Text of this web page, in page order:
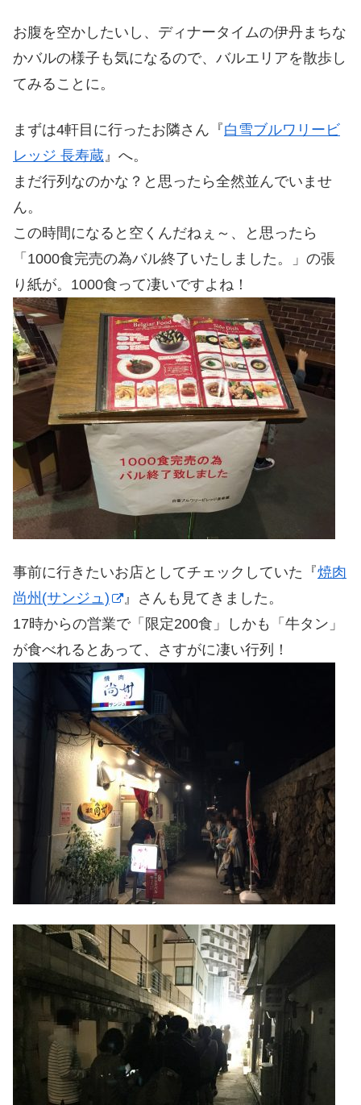
お腹を空かしたいし、ディナータイムの伊丹まちな
かバルの様子も気になるので、バルエリアを散歩し
てみることに。
まずは4軒目に行ったお隣さん『白雪ブルワリービ
レッジ 長寿蔵 』へ。
まだ行列なのかな？と思ったら全然並んでいませ
ん。
この時間になると空くんだねぇ～、と思ったら
「1000食完売の為バル終了いたしました。」の張
り紙が。1000食って凄いですよね！
事前に行きたいお店としてチェックしていた『焼肉
尚州(サンジュ)
』さんも見てきました。
17時からの営業で「限定200食」しかも「牛タン」
が食べれるとあって、さすがに凄い行列！